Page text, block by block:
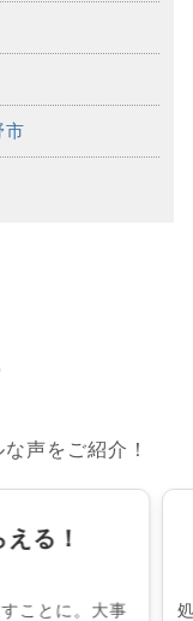
市
声をご紹介！
る！
ことに。大事